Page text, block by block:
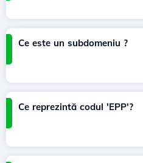
Ce este un subdomeniu ?
Ce reprezintă codul 'EPP'?